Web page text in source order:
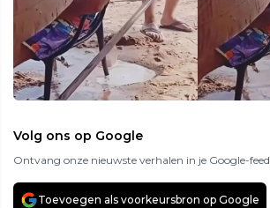
Volg ons op Google
Ontvang onze nieuwste verhalen in je Google-feed
Toevoegen als voorkeursbron op Google